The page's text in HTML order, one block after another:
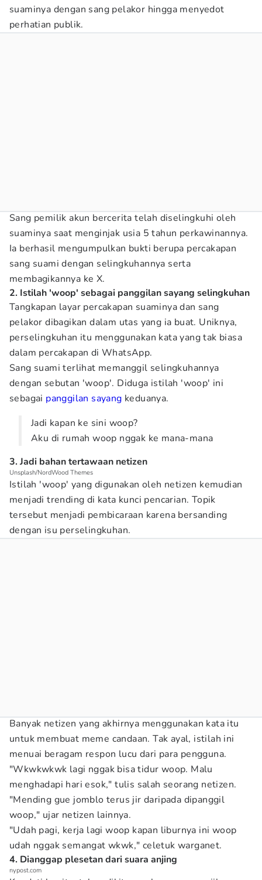
suaminya dengan sang pelakor hingga menyedot
perhatian publik.
Sang pemilik akun bercerita telah diselingkuhi oleh
suaminya saat menginjak usia 5 tahun perkawinannya.
Ia berhasil mengumpulkan bukti berupa percakapan
sang suami dengan selingkuhannya serta
membagikannya ke X.
2. Istilah 'woop' sebagai panggilan sayang selingkuhan
Tangkapan layar percakapan suaminya dan sang
pelakor dibagikan dalam utas yang ia buat. Uniknya,
perselingkuhan itu menggunakan kata yang tak biasa
dalam percakapan di WhatsApp.
Sang suami terlihat memanggil selingkuhannya
dengan sebutan 'woop'. Diduga istilah 'woop' ini
sebagai panggilan sayang keduanya.
Jadi kapan ke sini woop?
Aku di rumah woop nggak ke mana-mana
3. Jadi bahan tertawaan netizen
Unsplash/NordWood Themes
Istilah 'woop' yang digunakan oleh netizen kemudian
menjadi trending di kata kunci pencarian. Topik
tersebut menjadi pembicaraan karena bersanding
dengan isu perselingkuhan.
Banyak netizen yang akhirnya menggunakan kata itu
untuk membuat meme candaan. Tak ayal, istilah ini
menuai beragam respon lucu dari para pengguna.
"Wkwkwkwk lagi nggak bisa tidur woop. Malu
menghadapi hari esok," tulis salah seorang netizen.
"Mending gue jomblo terus jir daripada dipanggil
woop," ujar netizen lainnya.
"Udah pagi, kerja lagi woop kapan liburnya ini woop
udah nggak semangat wkwk," celetuk warganet.
4. Dianggap plesetan dari suara anjing
nypost.com